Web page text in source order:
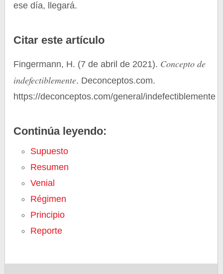
ese día, llegará.
Citar este artículo
Fingermann, H. (7 de abril de 2021). Concepto de
indefectiblemente. Deconceptos.com.
https://deconceptos.com/general/indefectiblemente
Continúa leyendo:
Supuesto
Resumen
Venial
Régimen
Principio
Reporte